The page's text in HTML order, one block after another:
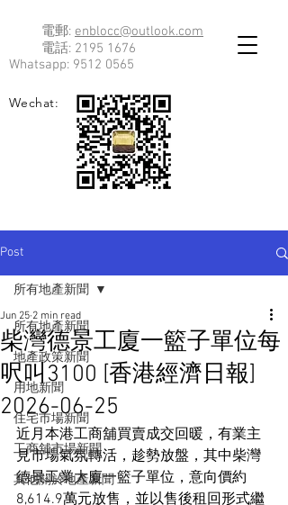
電郵: enblocc@outlook.com
電話: 2195 1676
Whatsapp: 9512 0565
Wechat:
Post
所有地產新聞
地產政策新聞
用地新聞
住宅市場新聞
工商舖市場新聞
其他關於地產新聞
所有地產新聞
柴灣德景工廈一籃子單位每
呎叫3100 [香港經濟日報]
2026-06-25
Jun 25 2 min read
近月本港工商舖買賣成交回暖，有業主
見市場氣氛轉活，趁勢放盤，其中柴灣
德景工業大廈一籃子單位，意向價約
8,614.9萬元放售，並以售後租回形式繼